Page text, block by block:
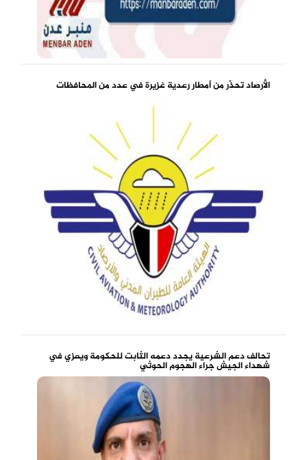
الأرصاد تحذّر من أمطار رعدية غزيرة في عدد من المحافظات
تحالف دعم الشرعية يجدد دعمه الثابت للحكومة ويعزي في
شهداء الجيش جراء الهجوم الحوثي